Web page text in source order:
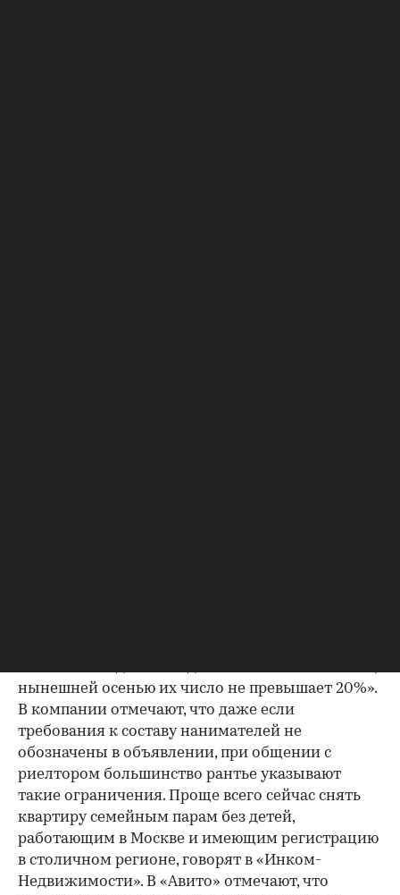
нынешней осенью их число не превышает 20%».
В компании отмечают, что даже если
требования к составу нанимателей не
обозначены в объявлении, при общении с
риелтором большинство рантье указывают
такие ограничения. Проще всего сейчас снять
квартиру семейным парам без детей,
работающим в Москве и имеющим регистрацию
в столичном регионе, говорят в «Инком-
Недвижимости». В «Авито» отмечают, что